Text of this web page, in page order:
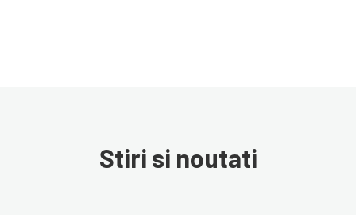
Stiri si noutati